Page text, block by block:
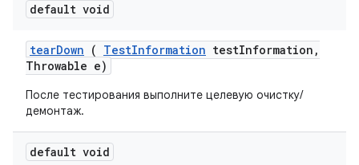
default void
tearDown ( TestInformation testInformation ,
Throwable e)
После тестирования выполните целевую очистку/
демонтаж.
default void